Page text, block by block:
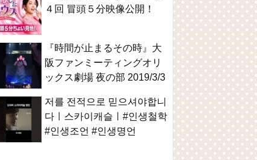
４回 冒頭５分映像公開！
『時間が止まるその時』大
阪ファンミーティングオリ
ックス劇場 夜の部 2019/3/3
저를 전적으로 믿으셔야합니
다ㅣ스카이캐슬ㅣ#인생철학
#인생조언 #인생명언